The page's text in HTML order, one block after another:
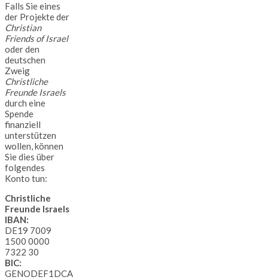
Falls Sie eines
der Projekte der
Christian
Friends of Israel
oder den
deutschen
Zweig
Christliche
Freunde Israels
durch eine
Spende
finanziell
unterstützen
wollen, können
Sie dies über
folgendes
Konto tun:
Christliche
Freunde Israels
IBAN:
DE19 7009
1500 0000
7322 30
BIC:
GENODEF1DCA